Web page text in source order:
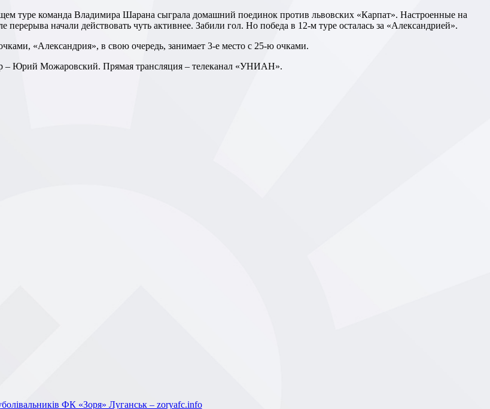
начали действовать чуть активнее. Забили гол. Но победа в 12-м туре осталась за «Александрией».
«Александрия», в свою очередь, занимает 3-е место с 25-ю очками.
– Юрий Можаровский. Прямая трансляция – телеканал «УНИАН».
ФК «Зоря» Луганськ – zoryafc.info